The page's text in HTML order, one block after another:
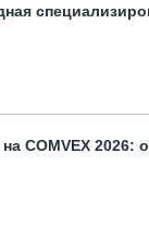
COMVEX 2026: